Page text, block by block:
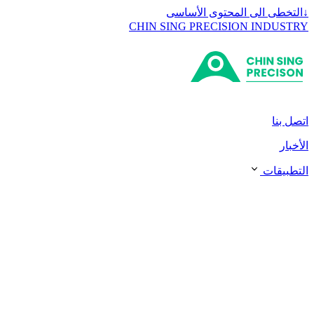
↓ التخطى الى المحتوى الأساسى
CHIN SING PRECISION INDUSTRY
اتصل بنا
الأخبار
التطبيقات